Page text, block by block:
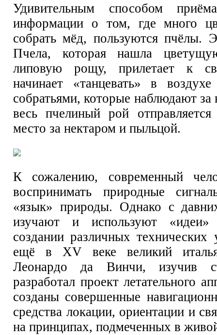
Удивительным способом
информации о том, где много
собрать мёд, пользуются пчёлы.
Пчела, которая нашла
липовую рощу, прилетает к
начинает «танцевать» в
собратьями, которые наблюдают за
весь пчелиный рой
место за нектаром и пыльцой.
К сожалению, современный
воспринимать природные
«язык» природы. Однако с
изучают и используют
создании различных технических
ещё в XV веке великий
Леонардо да Винчи, изучив
разработал проект летательного
созданы совершенные
средства локации, ориентации и
на принципах, подмеченных в